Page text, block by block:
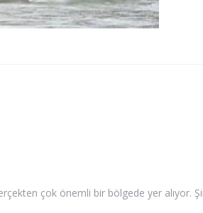
çok önemli bir bölgede yer